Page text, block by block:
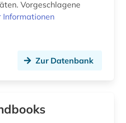
pflegewissenschaft (3)
Vorgeschlagene
Informationen
Zur Datenbank